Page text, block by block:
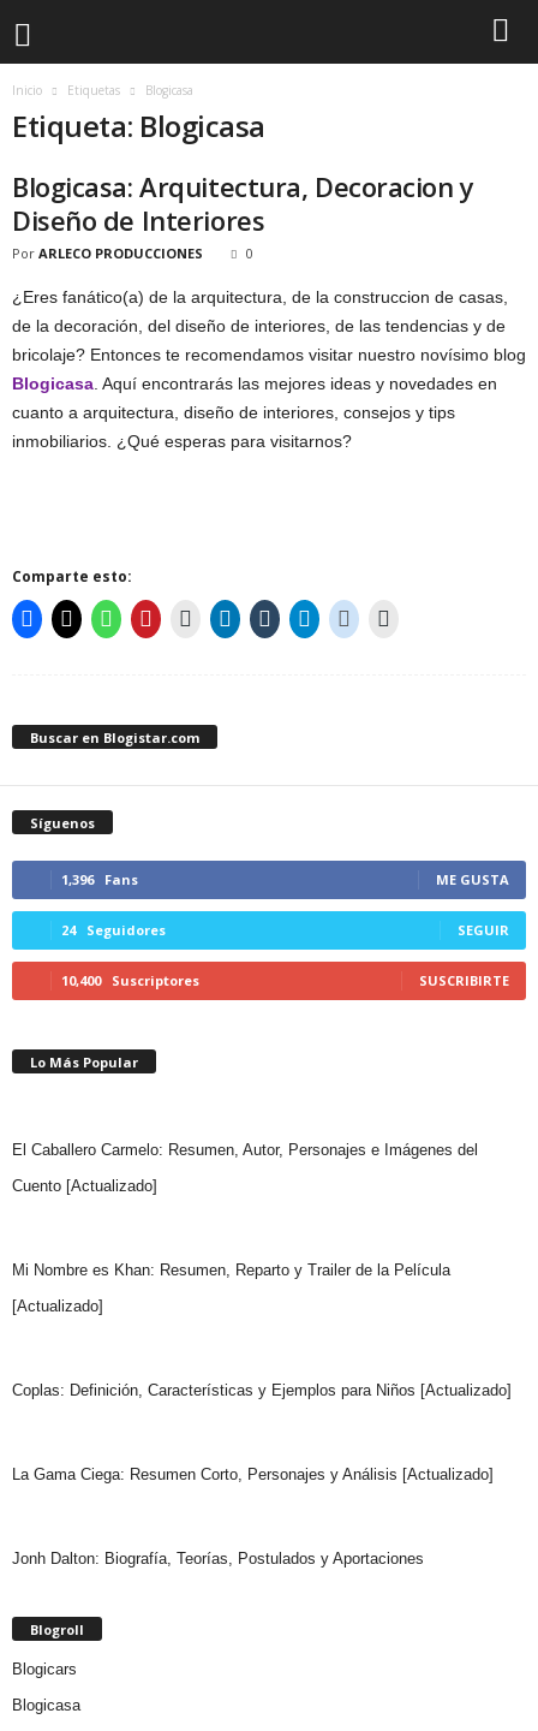
Inicio Etiquetas Blogicasa
Etiqueta: Blogicasa
Blogicasa: Arquitectura, Decoracion y
Diseño de Interiores
Por ARLECO PRODUCCIONES 0
¿Eres fanático(a) de la arquitectura, de la construccion de casas,
de la decoración, del diseño de interiores, de las tendencias y de
bricolaje? Entonces te recomendamos visitar nuestro novísimo blog
Blogicasa . Aquí encontrarás las mejores ideas y novedades en
cuanto a arquitectura, diseño de interiores, consejos y tips
inmobiliarios. ¿Qué esperas para visitarnos?
Comparte esto:
Buscar en Blogistar.com
Síguenos
1,396 Fans ME GUSTA
24 Seguidores SEGUIR
10,400 Suscriptores SUSCRIBIRTE
Lo Más Popular
El Caballero Carmelo: Resumen, Autor, Personajes e Imágenes del
Cuento [Actualizado]
Mi Nombre es Khan: Resumen, Reparto y Trailer de la Película
[Actualizado]
Coplas: Definición, Características y Ejemplos para Niños [Actualizado]
La Gama Ciega: Resumen Corto, Personajes y Análisis [Actualizado]
Jonh Dalton: Biografía, Teorías, Postulados y Aportaciones
Blogroll
Blogicars
Blogicasa